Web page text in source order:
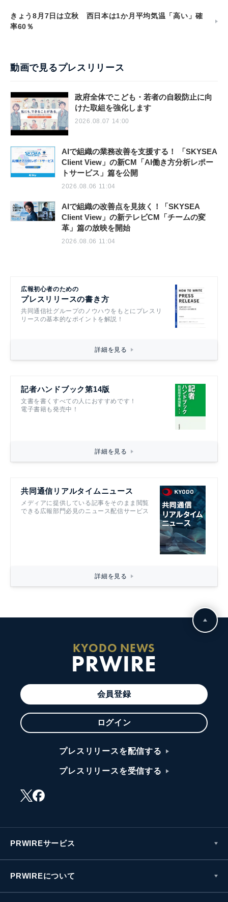
きょう8月7日は立秋 西日本は1か月平均気温「高い」確
率60％
動画で見るプレスリリース
政府全体でこども・若者の自殺防止に向
けた取組を強化します
2026.08.07 14:00
AIで組織の業務改善を支援する！ 「SKYSEA
Client View」の新CM「AI働き方分析レポー
トサービス」篇を公開
2026.08.06 11:04
AIで組織の改善点を見抜く！「SKYSEA
Client View」の新テレビCM「チームの変
革」篇の放映を開始
2026.08.06 11:04
広報初心者のための
プレスリリースの書き方
共同通信社グループのノウハウをもとにプレスリ
リースの基本的なポイントを解説！
詳細を見る
記者ハンドブック第14版
文書を書くすべての人におすすめです！
電子書籍も発売中！
詳細を見る
共同通信リアルタイムニュース
メディアに提供している記事をそのまま閲覧
できる広報部門必見のニュース配信サービス
詳細を見る
KYODO NEWS
PRWIRE
会員登録
ログイン
プレスリリースを配信する
プレスリリースを受信する
PRWIREサービス
PRWIREについて